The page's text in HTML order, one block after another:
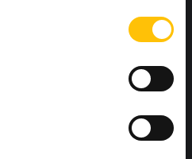
Ozvěte se nám